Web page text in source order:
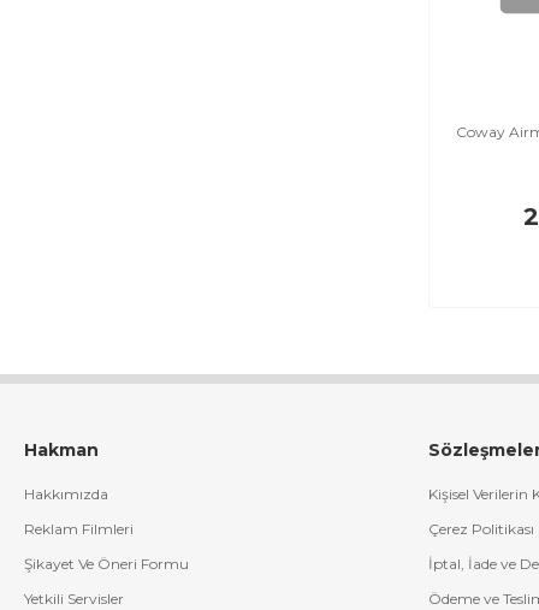
Coway
Hakman
Hakkımızda
Reklam Filmleri
Şikayet Ve Öneri Formu
Yetkili Servisler
Kişisel Verilerin
Çerez Politikası
İptal, İade ve
Ödeme ve